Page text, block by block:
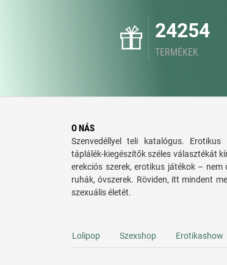
24254
TERMÉKEK
O NÁS
Szenvedéllyel teli katalógus.
táplálék-kiegészítők széles választékát
erekciós szerek, erotikus játékok –
ruhák, óvszerek. Röviden, itt mindent
szexuális életét.
Lolipop Szexshop Erotikashow